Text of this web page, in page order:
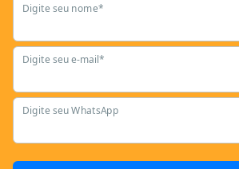
Digite seu nome*
Digite seu e-mail*
Digite seu WhatsApp